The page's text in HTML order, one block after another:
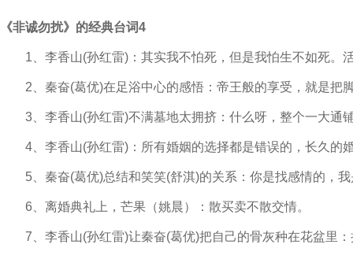
《非诚勿扰》的经典台词4
1、李香山(孙红雷)：其实我不怕死，但是我怕生不如死。
2、秦奋(葛优)在足浴中心的感悟：帝王般的享受，就是把
3、李香山(孙红雷)不满墓地太拥挤：什么呀，整个一大通
4、李香山(孙红雷)：所有婚姻的选择都是错误的，长久的
5、秦奋(葛优)总结和笑笑(舒淇)的关系：你是找感情的，我
6、离婚典礼上，芒果（姚晨）：散买卖不散交情。
7、李香山(孙红雷)让秦奋(葛优)把自己的骨灰种在花盆里：